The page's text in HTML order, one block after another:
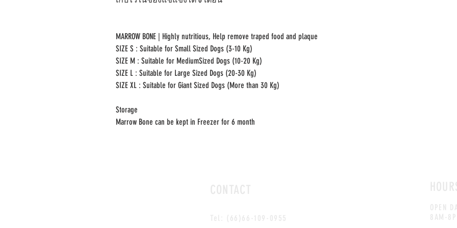
MARROW BONE | Highly nutritious, Help remove traped food and plaque
SIZE S : Suitable for Small Sized Dogs (3-10 Kg)
SIZE M : Suitable for MediumSized Dogs (10-20 Kg)
SIZE L : Suitable for Large Sized Dogs (20-30 Kg)
SIZE XL : Suitable for Giant Sized Dogs (More than 30 Kg)
Storage
Marrow Bone can be kept in Freezer for 6 month